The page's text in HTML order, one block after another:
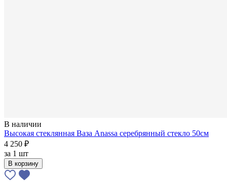
В наличии
Высокая стеклянная Ваза Anassa серебрянный стекло 50см
4 250 ₽
за 1 шт
В корзину